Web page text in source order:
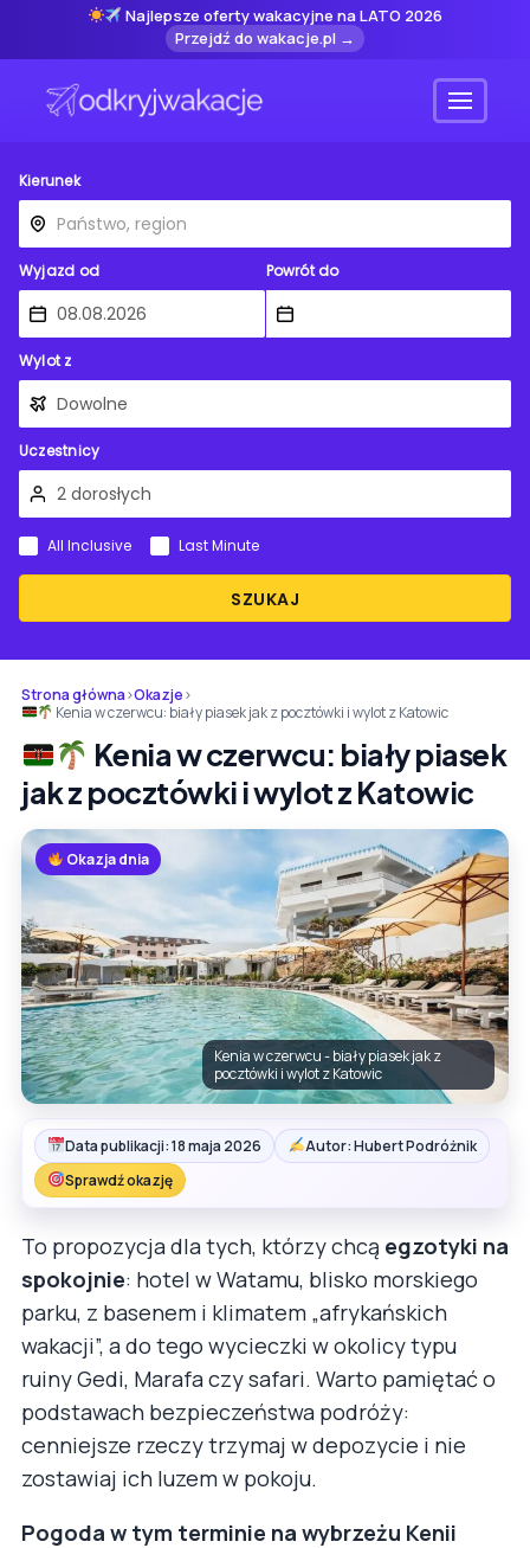
Najlepsze oferty wakacyjne na LATO 2026
Przejdź do wakacje.pl →
Menu
Kierunek
Wyjazd od Powrót do
Wylot z
Uczestnicy
SZUKAJ
All Inclusive Last Minute
Strona główna›Okazje›
Kenia w czerwcu: biały piasek jak z pocztówki i wylot z Katowic
Kenia w czerwcu: biały piasek
jak z pocztówki i wylot z Katowic
Okazja dnia
Kenia w czerwcu - biały piasek jak z
pocztówki i wylot z Katowic
Data publikacji: 18 maja 2026
Autor: Hubert Podróżnik
Sprawdź okazję
To propozycja dla tych, którzy chcą egzotyki na
spokojnie: hotel w Watamu, blisko morskiego
parku, z basenem i klimatem „afrykańskich
wakacji”, a do tego wycieczki w okolicy typu
ruiny Gedi, Marafa czy safari. Warto pamiętać o
podstawach bezpieczeństwa podróży:
cenniejsze rzeczy trzymaj w depozycie i nie
zostawiaj ich luzem w pokoju.
Pogoda w tym terminie na wybrzeżu Kenii